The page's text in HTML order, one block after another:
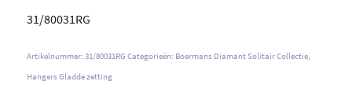
31/80031RG
Artikelnummer: 31/80031RG Categorieën: Boermans Diamant Solitair Collectie,
Hangers Gladde zetting